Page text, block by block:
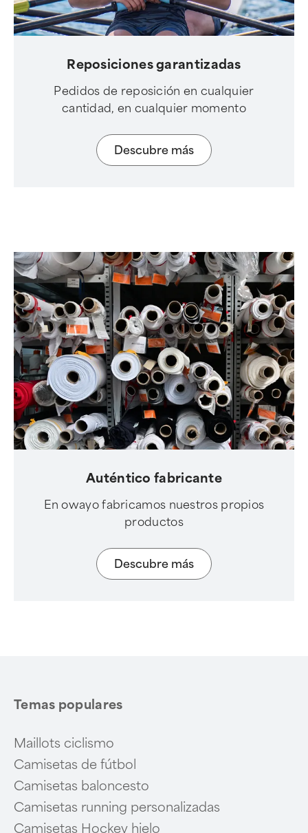
Reposiciones garantizadas
Pedidos de reposición en cualquier
cantidad, en cualquier momento
Descubre más
Auténtico fabricante
En owayo fabricamos nuestros propios
productos
Descubre más
Temas populares
Maillots ciclismo
Camisetas de fútbol
Camisetas baloncesto
Camisetas running personalizadas
Camisetas Hockey hielo